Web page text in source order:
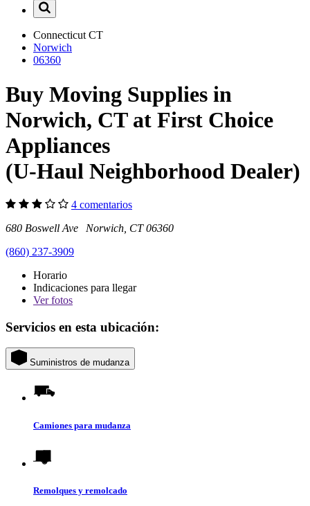
Connecticut CT
Norwich
06360
Buy Moving Supplies in
Norwich, CT at First Choice
Appliances
(U-Haul Neighborhood Dealer)
4 comentarios
680 Boswell Ave Norwich, CT 06360
(860) 237-3909
Horario
Indicaciones para llegar
Verfotos
Servicios en esta ubicación:
Suministros de mudanza
Camiones para mudanza
Remolques y remolcado